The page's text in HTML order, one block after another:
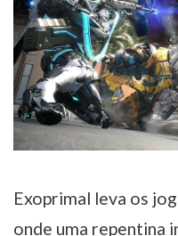
Exoprimal leva os
onde uma repentina